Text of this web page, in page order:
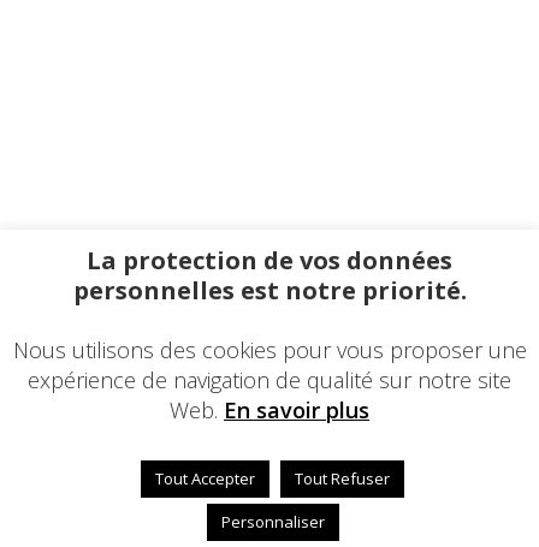
La protection de vos données
personnelles est notre priorité.
Nous utilisons des cookies pour vous proposer une
expérience de navigation de qualité sur notre site
Web. En savoir plus
Tout Accepter
Tout Refuser
Personnaliser